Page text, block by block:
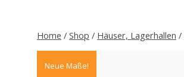
Home / Shop / Häuser, Lagerhallen /
Neue Maße!